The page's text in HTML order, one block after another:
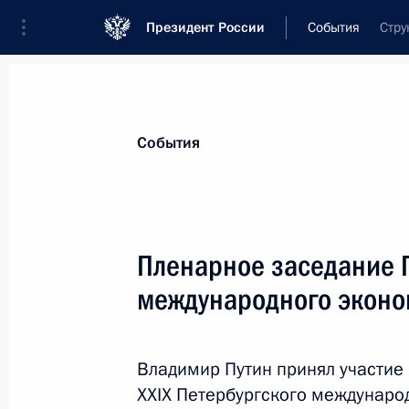
Президент России События
Новости
15 июня, понедельник
15 июня 2026 года, 13:40 Москва, Кремль
События
Пленарное заседание
международного
Владимир Путин принял
XXIX Петербургского